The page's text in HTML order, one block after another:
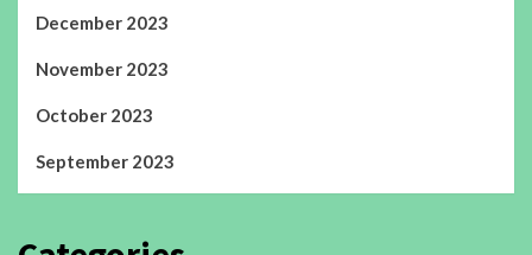
December 2023
November 2023
October 2023
September 2023